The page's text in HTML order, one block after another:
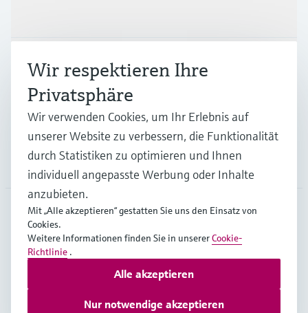
Branchen
Support
Unternehmen
DEU
Copyright © Endress+Hauser Group Services AG
Nutzungsbedingungen
Datenschutz
Wir respektieren Ihre
Privatsphäre
Wir verwenden Cookies, um Ihr Erlebnis auf
unserer Website zu verbessern, die Funktionalität
durch Statistiken zu optimieren und Ihnen
individuell angepasste Werbung oder Inhalte
anzubieten.
Mit „Alle akzeptieren“ gestatten Sie uns den Einsatz von
Cookies.
Weitere Informationen finden Sie in unsererCookie-
Richtlinie .
Nur notwendige akzeptieren
Alle akzeptieren